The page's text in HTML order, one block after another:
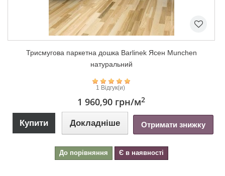
Триcмугова паркетна дошка Barlinek Ясен Munchen
натуральний
1 Відгук(и)
1 960,90 грн/м2
Купити Докладніше Отримати знижку
До порівняння Є в наявності